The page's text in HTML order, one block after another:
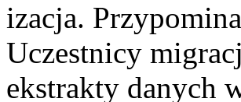
izacja.
Uczestnicy
ekstrakty danych